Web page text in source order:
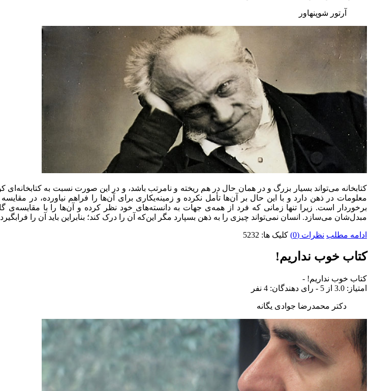
آرتور شوپنهاور
کتابخانه می‌تواند بسیار بزرگ و در همان حال در هم ریخته و نامرتب باشد، و در این صورت نسبت به
معلومات در ذهن دارد و با این حال بر آن‌ها تأمل نکرده و زمینه‌یکاری برای آن‌ها را فراهم نیاورده، در
برخوردار است. زیرا تنها زمانی که فرد از همه‌ی جهات به دانسته‌های خود نظر کرده و آن‌ها را با
مبدل‌شان می‌سازد. انسان نمی‌تواند چیزی را به ذهن بسپارد مگر این‌که آن را درک کند؛ بنابراین باید آن را
ادامه مطلب نظرات (0) کلیک ها: 5232
کتاب خوب نداریم!
کتاب خوب نداریم! -
امتياز: 3.0 از 5 - رای دهندگان: 4 نفر
دکتر محمدرضا جوادی یگانه